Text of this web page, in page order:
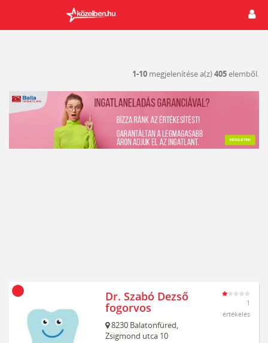
1-10 megjelenítése a(z)405elemből.
Dr. Szabó Dezső
fogorvos
8230 Balatonfüred,
Zsigmond utca 10
1
értékelés